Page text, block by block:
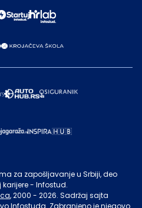
za zapošljavanje u Srbiji, deo
- Infostud.
, 2000 - 2026. Sadržaj sajta
Infostuda . Zabranjeno je njegovo